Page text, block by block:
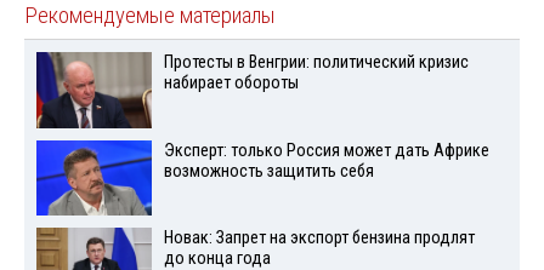
Рекомендуемые материалы
Протесты в Венгрии: политический кризис
набирает обороты
Эксперт: только Россия может дать Африке
возможность защитить себя
Новак: Запрет на экспорт бензина продлят
до конца года